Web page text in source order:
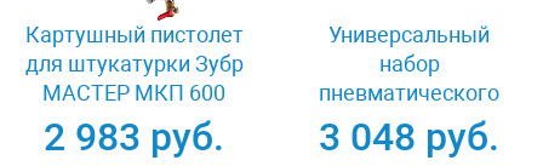
Картушный пистолет
для штукатурки Зубр
МАСТЕР МКП 600
06466
2 983 руб.
Универсальный
набор
пневматического
инструмента 5
предметов Зубр
3 048 руб.